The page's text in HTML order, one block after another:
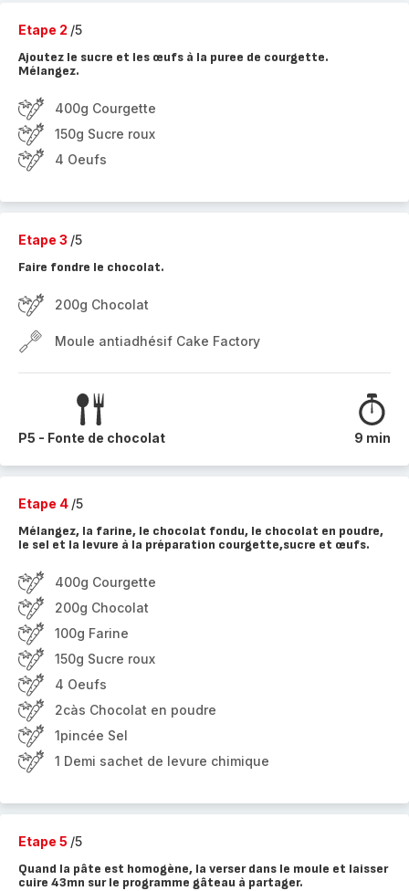
Etape 2 /5
Ajoutez le sucre et les œufs à la puree de courgette.
Mélangez.
400g Courgette
150g Sucre roux
4 Oeufs
Etape 3 /5
Faire fondre le chocolat.
200g Chocolat
Moule antiadhésif Cake Factory
P5 - Fonte de chocolat 9 min
Etape 4 /5
Mélangez, la farine, le chocolat fondu, le chocolat en poudre,
le sel et la levure à la préparation courgette,sucre et œufs.
400g Courgette
200g Chocolat
100g Farine
150g Sucre roux
4 Oeufs
2càs Chocolat en poudre
1pincée Sel
1 Demi sachet de levure chimique
Etape 5 /5
Quand la pâte est homogène, la verser dans le moule et laisser
cuire 43mn sur le programme gâteau à partager.